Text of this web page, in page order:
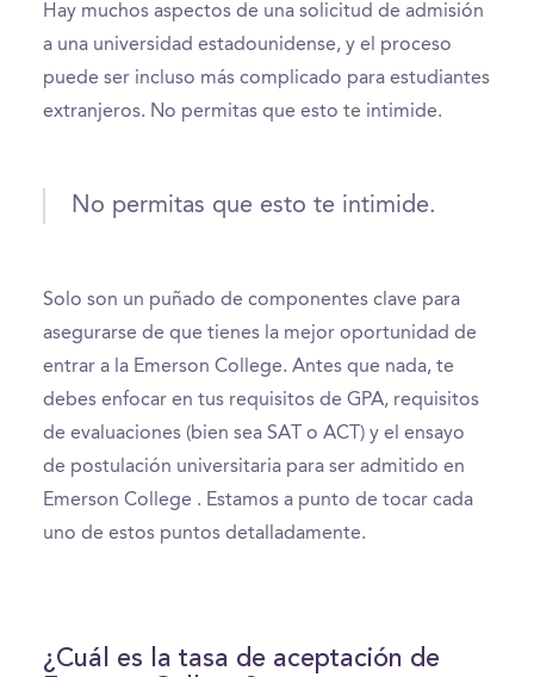
Hay muchos aspectos de una solicitud de admisión
a una universidad estadounidense, y el proceso
puede ser incluso más complicado para estudiantes
extranjeros. No permitas que esto te intimide.
No permitas que esto te intimide.
Solo son un puñado de componentes clave para
asegurarse de que tienes la mejor oportunidad de
entrar a la Emerson College. Antes que nada, te
debes enfocar en tus requisitos de GPA, requisitos
de evaluaciones (bien sea SAT o ACT) y el ensayo
de postulación universitaria para ser admitido en
Emerson College . Estamos a punto de tocar cada
uno de estos puntos detalladamente.
¿Cuál es la tasa de aceptación de